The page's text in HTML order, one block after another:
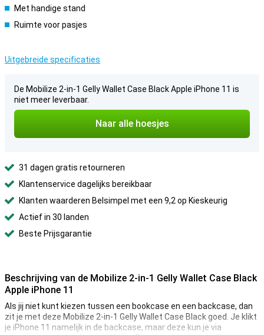
Met handige stand
Ruimte voor pasjes
Uitgebreide specificaties
De Mobilize 2-in-1 Gelly Wallet Case Black Apple iPhone 11 is
niet meer leverbaar.
Naar alle hoesjes
31 dagen gratis retourneren
Klantenservice dagelijks bereikbaar
Klanten waarderen Belsimpel met een 9,2 op Kieskeurig
Actief in 30 landen
Beste Prijsgarantie
Beschrijving van de Mobilize 2-in-1 Gelly Wallet Case Black
Apple iPhone 11
Als jij niet kunt kiezen tussen een bookcase en een backcase, dan
zit je met deze Mobilize 2-in-1 Gelly Wallet Case Black goed. Je klikt
je iPhone 11 namelijk in de backcase, maar deze kun je via